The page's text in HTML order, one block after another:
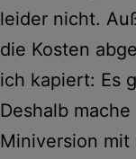
leider nicht.
die Kosten
ich kapiert: Es
Deshalb
Miniversion mit